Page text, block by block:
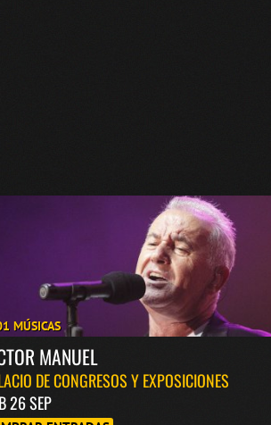
MÚSICAS
MANUEL
DE CONGRESOS Y EXPOSICIONES
26 SEP